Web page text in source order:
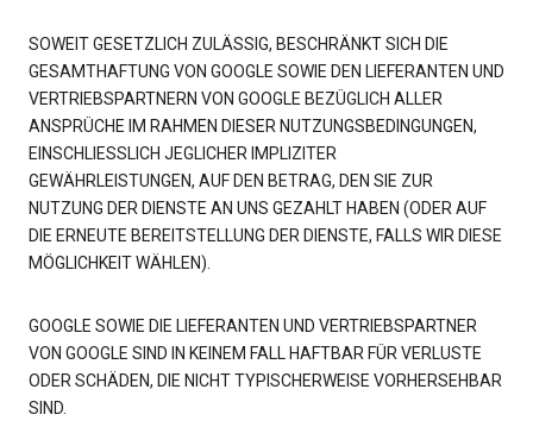
SOWEIT GESETZLICH ZULÄSSIG, BESCHRÄNKT SICH DIE
GESAMTHAFTUNG VON GOOGLE SOWIE DEN LIEFERANTEN UND
VERTRIEBSPARTNERN VON GOOGLE BEZÜGLICH ALLER
ANSPRÜCHE IM RAHMEN DIESER NUTZUNGSBEDINGUNGEN,
EINSCHLIESSLICH JEGLICHER IMPLIZITER
GEWÄHRLEISTUNGEN, AUF DEN BETRAG, DEN SIE ZUR
NUTZUNG DER DIENSTE AN UNS GEZAHLT HABEN (ODER AUF
DIE ERNEUTE BEREITSTELLUNG DER DIENSTE, FALLS WIR DIESE
MÖGLICHKEIT WÄHLEN).
GOOGLE SOWIE DIE LIEFERANTEN UND VERTRIEBSPARTNER
VON GOOGLE SIND IN KEINEM FALL HAFTBAR FÜR VERLUSTE
ODER SCHÄDEN, DIE NICHT TYPISCHERWEISE VORHERSEHBAR
SIND.